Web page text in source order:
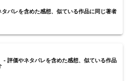
バレを含めた感想、似ている作品に同じ著者
- 評価やネタバレを含めた感想、似ている作品